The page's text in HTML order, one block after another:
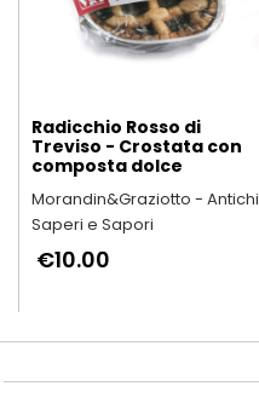
Radicchio Rosso di
Treviso - Crostata con
composta dolce
Morandin&Graziotto - Antichi
Saperi e Sapori
€10.00